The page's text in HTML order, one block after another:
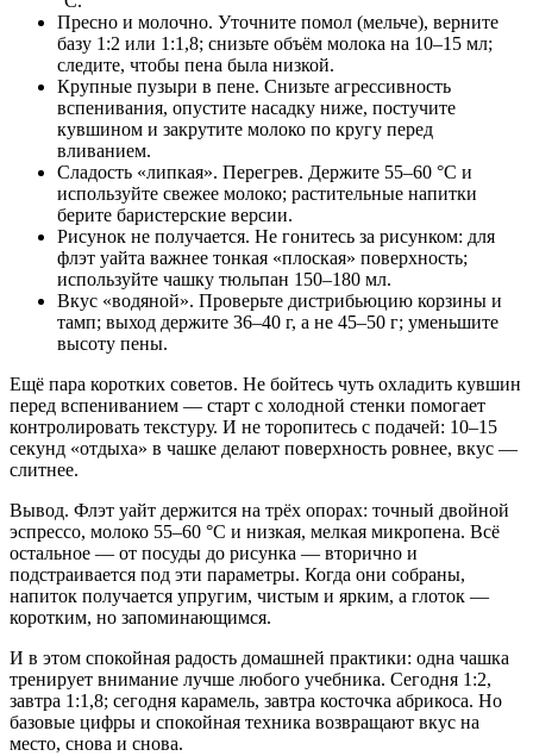
Пресно и молочно. Уточните помол (мельче), верните
базу 1:2 или 1:1,8; снизьте объём молока на 10–15 мл;
следите, чтобы пена была низкой.
Крупные пузыри в пене. Снизьте агрессивность
вспенивания, опустите насадку ниже, постучите
кувшином и закрутите молоко по кругу перед
вливанием.
Сладость «липкая». Перегрев. Держите 55–60 °C и
используйте свежее молоко; растительные напитки
берите баристерские версии.
Рисунок не получается. Не гонитесь за рисунком: для
флэт уайта важнее тонкая «плоская» поверхность;
используйте чашку тюльпан 150–180 мл.
Вкус «водяной». Проверьте дистрибьюцию корзины и
тамп; выход держите 36–40 г, а не 45–50 г; уменьшите
высоту пены.
Ещё пара коротких советов. Не бойтесь чуть охладить кувшин
перед вспениванием — старт с холодной стенки помогает
контролировать текстуру. И не торопитесь с подачей: 10–15
секунд «отдыха» в чашке делают поверхность ровнее, вкус —
слитнее.
Вывод. Флэт уайт держится на трёх опорах: точный двойной
эспрессо, молоко 55–60 °C и низкая, мелкая микропена. Всё
остальное — от посуды до рисунка — вторично и
подстраивается под эти параметры. Когда они собраны,
напиток получается упругим, чистым и ярким, а глоток —
коротким, но запоминающимся.
И в этом спокойная радость домашней практики: одна чашка
тренирует внимание лучше любого учебника. Сегодня 1:2,
завтра 1:1,8; сегодня карамель, завтра косточка абрикоса. Но
базовые цифры и спокойная техника возвращают вкус на
место, снова и снова.